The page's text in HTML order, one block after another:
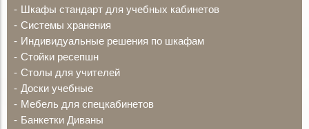
Шкафы стандарт для учебных кабинетов
Системы хранения
Индивидуальные решения по шкафам
Стойки ресепшн
Столы для учителей
Доски учебные
Мебель для спецкабинетов
Банкетки Диваны